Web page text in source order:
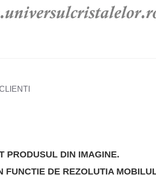
PRODUSUL DIN IMAGINE.
FUNCTIE DE REZOLUTIA